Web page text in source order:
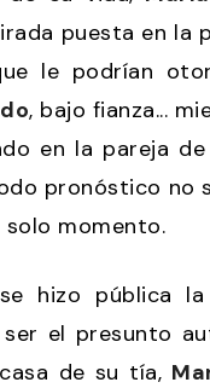
puesta en la
le podrían
, bajo fianza...
en la pareja
pronóstico no
solo momento.
hizo pública la
el presunto
de su tía,